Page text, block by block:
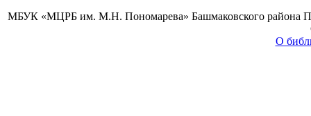
МБУК «МЦРБ им. М.Н. Пономарева» Башмаковского района
О